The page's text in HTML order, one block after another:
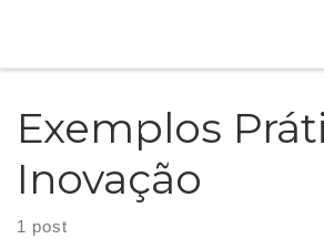
Exemplos
Inovação
1 post